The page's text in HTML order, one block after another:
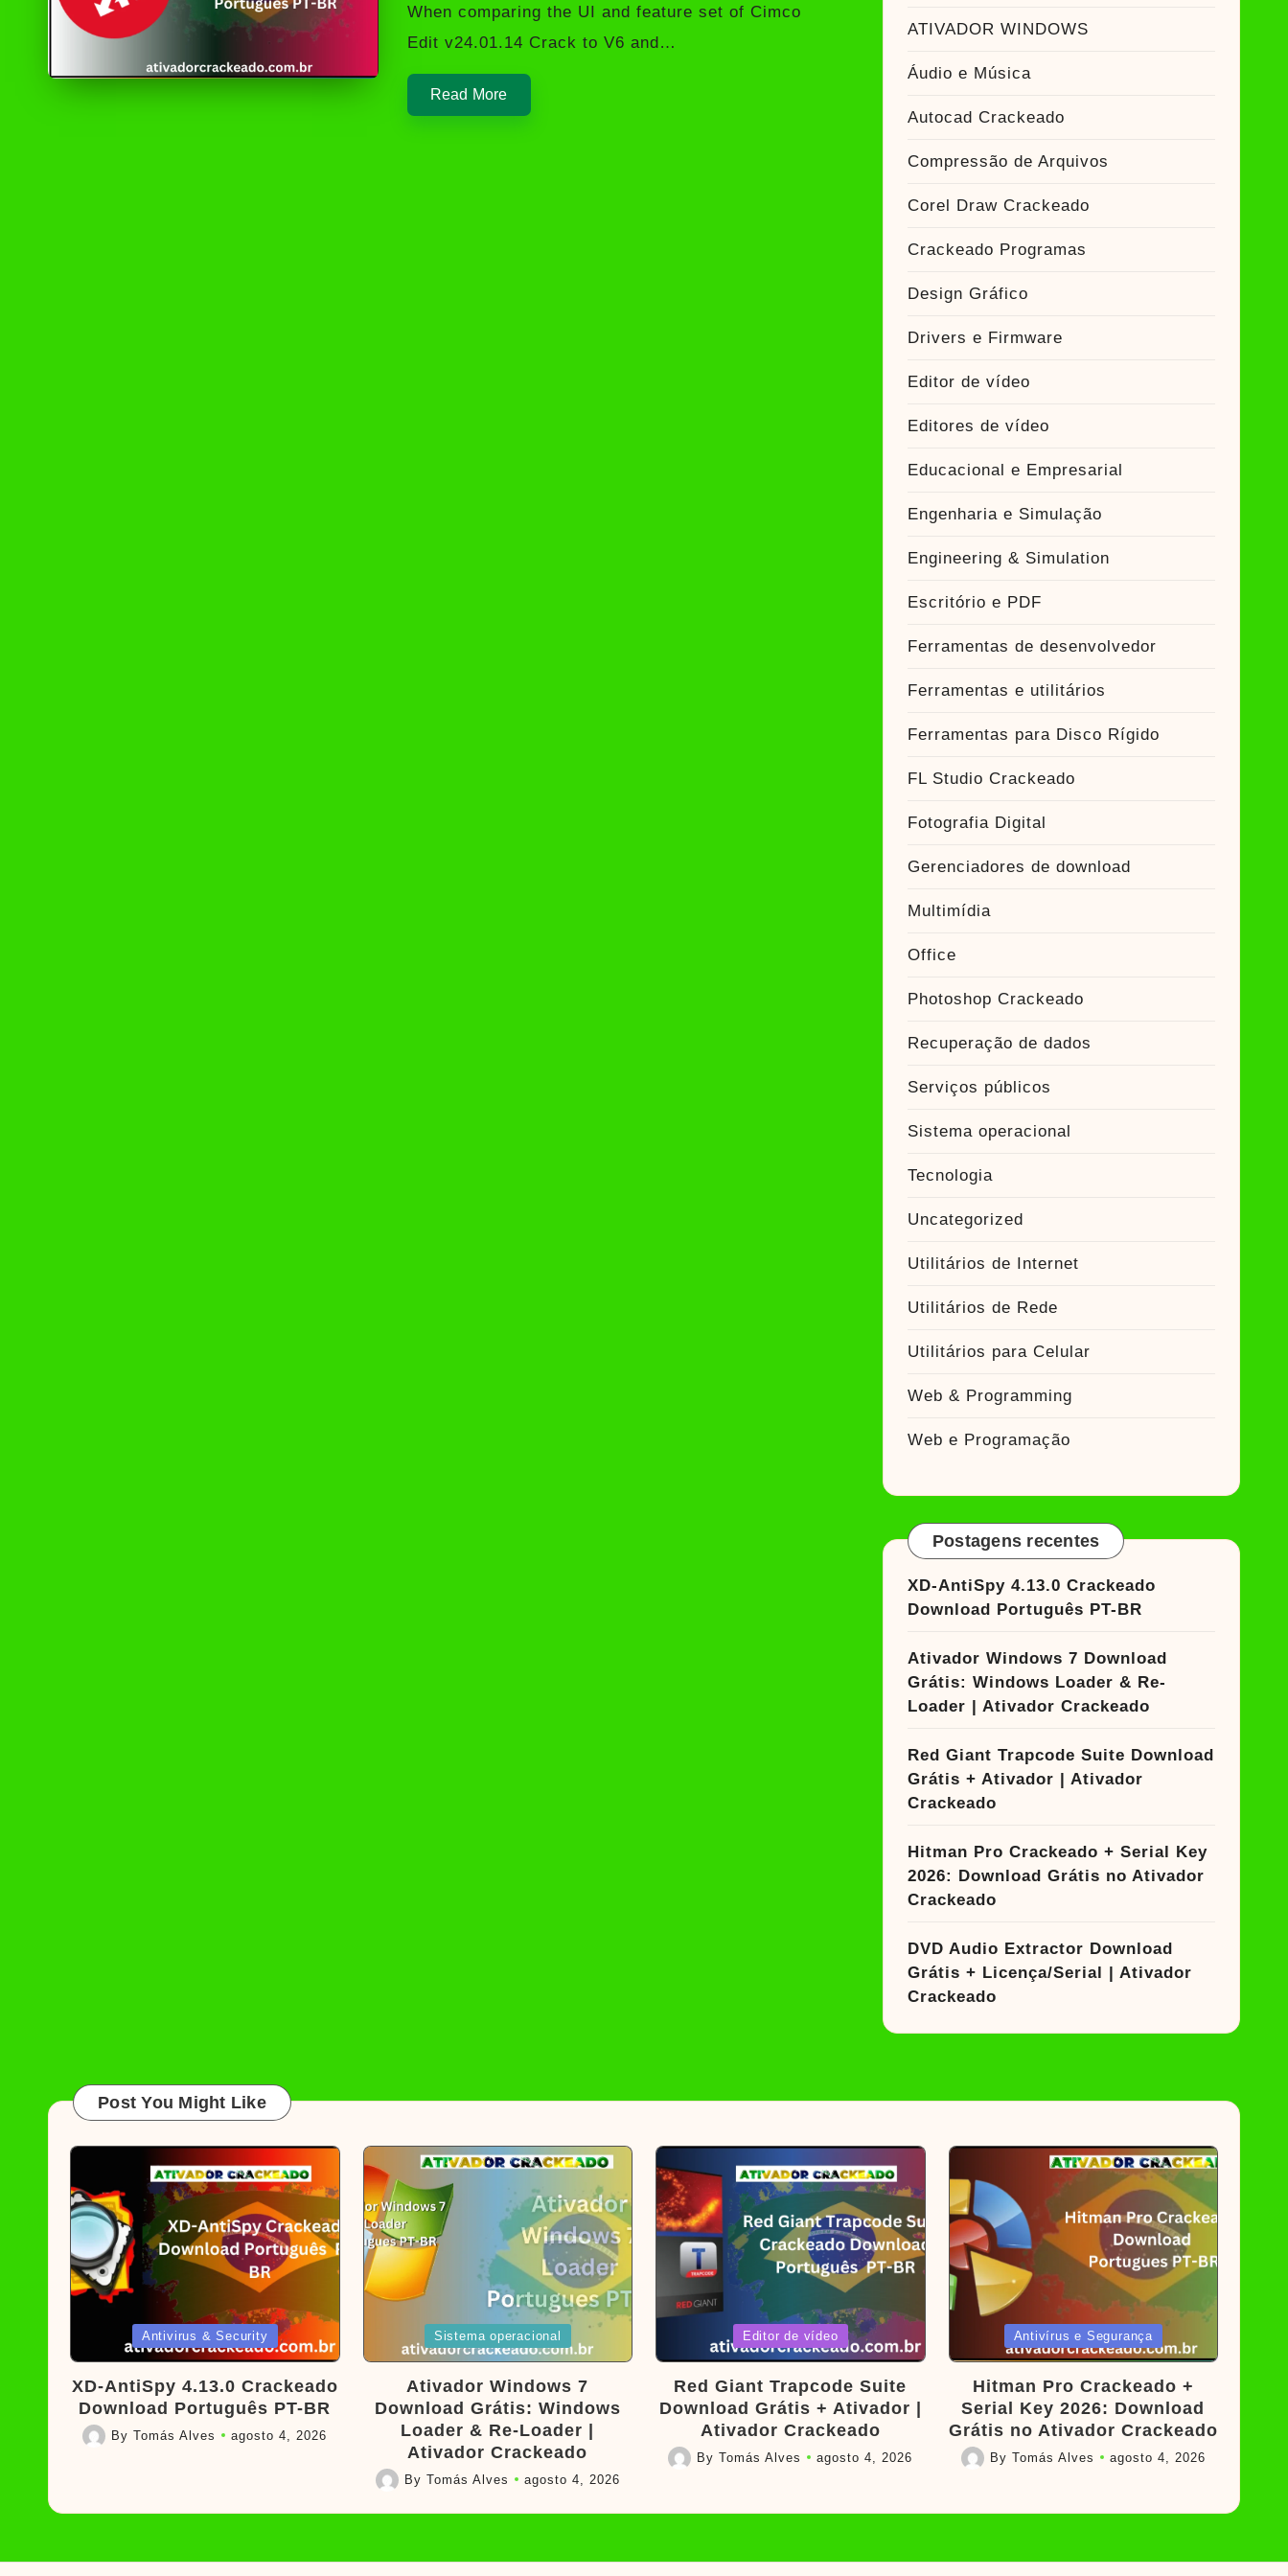
When comparing the UI and feature set of Cimco
Edit v24.01.14 Crack to V6 and…
Read More
ATIVADOR WINDOWS
Áudio e Música
Autocad Crackeado
Compressão de Arquivos
Corel Draw Crackeado
Crackeado Programas
Design Gráfico
Drivers e Firmware
Editor de vídeo
Editores de vídeo
Educacional e Empresarial
Engenharia e Simulação
Engineering & Simulation
Escritório e PDF
Ferramentas de desenvolvedor
Ferramentas e utilitários
Ferramentas para Disco Rígido
FL Studio Crackeado
Fotografia Digital
Gerenciadores de download
Multimídia
Office
Photoshop Crackeado
Recuperação de dados
Serviços públicos
Sistema operacional
Tecnologia
Uncategorized
Utilitários de Internet
Utilitários de Rede
Utilitários para Celular
Web & Programming
Web e Programação
Postagens recentes
XD-AntiSpy 4.13.0 Crackeado
Download Português PT-BR
Ativador Windows 7 Download
Grátis: Windows Loader & Re-
Loader | Ativador Crackeado
Red Giant Trapcode Suite Download
Grátis + Ativador | Ativador
Crackeado
Hitman Pro Crackeado + Serial Key
2026: Download Grátis no Ativador
Crackeado
DVD Audio Extractor Download
Grátis + Licença/Serial | Ativador
Crackeado
Post You Might Like
in
Antivirus & Security
XD-AntiSpy 4.13.0 Crackeado
Download Português PT-BR
Posted
ByTomás Alves agosto 4, 2026
in
Sistema operacional
Ativador Windows 7
Download Grátis: Windows
Loader & Re-Loader |
Ativador Crackeado
Posted
by
By Tomás Alves agosto 4, 2026
in
Editor de vídeo
Red Giant Trapcode Suite
Download Grátis + Ativador |
Ativador Crackeado
Posted
ByTomás Alves agosto 4, 2026
Posted
in
Antivírus e Segurança
Hitman Pro Crackeado +
Serial Key 2026: Download
Grátis no Ativador Crackeado
Posted
By Tomás Alves agosto 4, 2026